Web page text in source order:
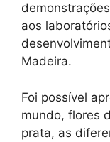
aos
Madeira.
Foi possível
mundo, flores
prata, as